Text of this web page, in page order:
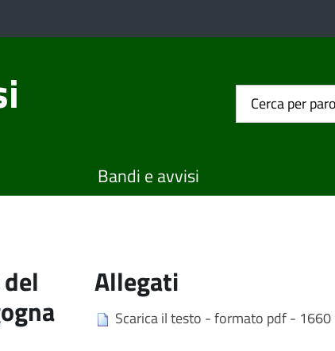
Bandi e avvisi
Allegati
Scarica il testo - formato pdf - 1660